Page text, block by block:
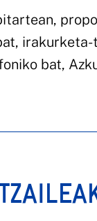
bat,